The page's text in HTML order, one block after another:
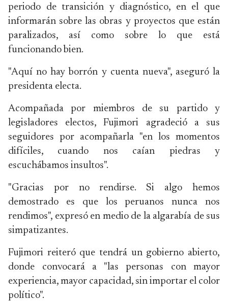
periodo de transición y diagnóstico, en el que
informarán sobre las obras y proyectos que están
paralizados, así como sobre lo que está
funcionando bien.
"Aquí no hay borrón y cuenta nueva", aseguró la
presidenta electa.
Acompañada por miembros de su partido y
legisladores electos, Fujimori agradeció a sus
seguidores por acompañarla "en los momentos
difíciles, cuando nos caían piedras y
escuchábamos insultos".
"Gracias por no rendirse. Si algo hemos
demostrado es que los peruanos nunca nos
rendimos", expresó en medio de la algarabía de sus
simpatizantes.
Fujimori reiteró que tendrá un gobierno abierto,
donde convocará a "las personas con mayor
experiencia, mayor capacidad, sin importar el color
político".